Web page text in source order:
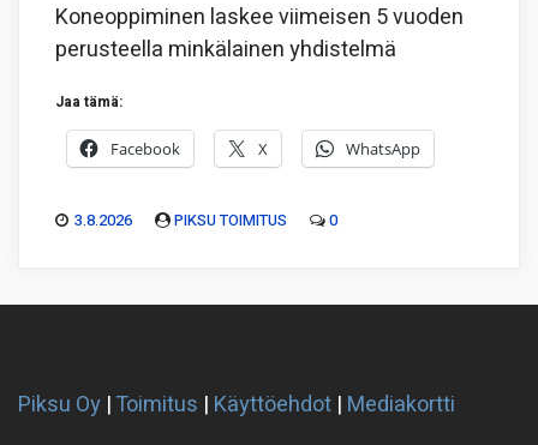
Koneoppiminen laskee viimeisen 5 vuoden
perusteella minkälainen yhdistelmä
Jaa tämä:
Facebook X WhatsApp
3.8.2026 PIKSU TOIMITUS 0
Piksu Oy |Toimitus | Käyttöehdot | Mediakortti